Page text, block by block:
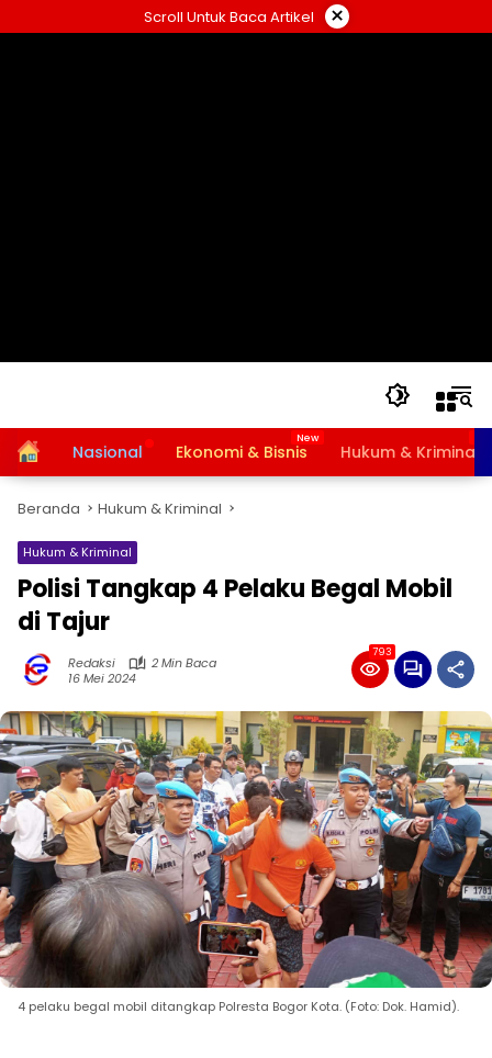
ke
Scroll Untuk Baca Artikel ×
HomeNasional Ekonomi & Bisnis Hukum & Kriminal
Beranda Hukum & Kriminal
Hukum & Kriminal
Polisi Tangkap 4 Pelaku Begal Mobil
di Tajur
Redaksi
2 Min Baca
16 Mei 2024
793
4 pelaku begal mobil ditangkap Polresta Bogor Kota. (Foto: Dok. Hamid).